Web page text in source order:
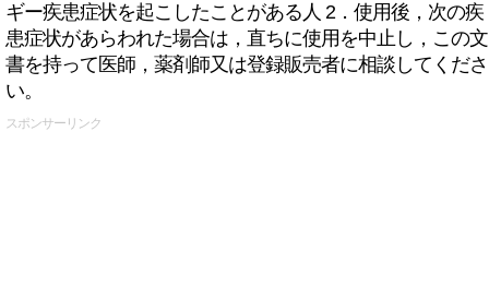
ギー疾患症状を起こしたことがある人 2．使用後，次の疾
患症状があらわれた場合は，直ちに使用を中止し，この文
書を持って医師，薬剤師又は登録販売者に相談してくださ
い。
スポンサーリンク